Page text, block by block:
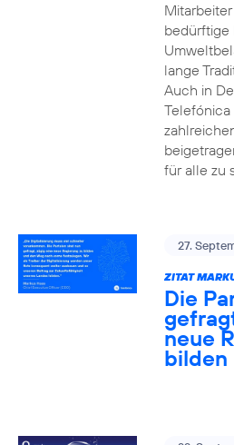
bedürftige
lange
Auch in
für alle zu
27.
ZITAT
Die
neue
bilden